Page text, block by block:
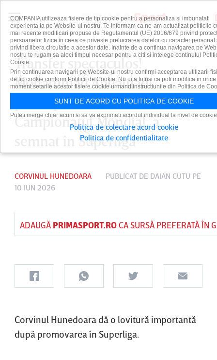
Transfer spectaculos!
Mohammad Abualnadi,
participant cu Iordania la
Campionatul Mondial, a
semnat în Superliga
CORVINUL HUNEDOARA PUBLICAT DE DAIAN CUTU PE
10 IUN 2026
ADAUGĂ PRIMASPORT.ROCA SURSĂ PREFERATĂ ÎN
Corvinul Hunedoara dă o lovitură importantă
după promovarea în Superliga.
COMPANIA utilizeaza fisiere de tip cookie pentru a personaliza si imbunatati
experienta ta pe Website-ul nostru. Te informam ca ne-am actualizat politicile
mai recente modificari propuse de Regulamentul (UE) 2016/679 privind
persoanelor fizice in ceea ce priveste prelucrarea datelor cu caracter personal
privind libera circulatie a acestor date. Inainte de a continua navigarea pe
nostru te rugam sa aloci timpul necesar pentru a citi si intelege continutul
Cookie.
Prin continuarea navigarii pe Website-ul nostru confirmi acceptarea utilizarii
de tip cookie conform Politicii de Cookie. Nu uita totusi ca poti modifica in orice
moment setarile acestor fisiere cookie urmand instructiunile din Politica de
SUNT DE ACORD CU POLITICA DE COOKIE
Puteti merge chiar acum si sa va exprimati acordul individual la nivel de
Politica de colectare acord cookie
Politica de confidentialitate